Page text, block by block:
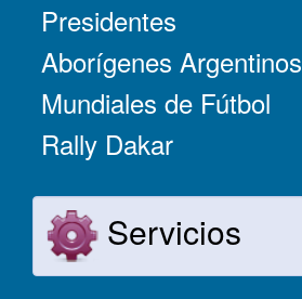
Presidentes
Aborígenes Argentinos
Mundiales de Fútbol
Rally Dakar
Servicios